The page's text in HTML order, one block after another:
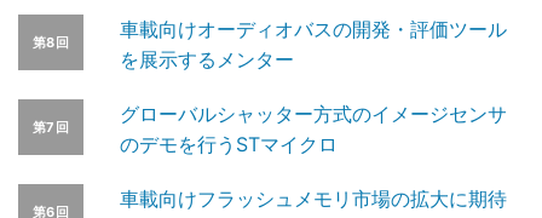
第8回
車載向けオーディオバスの開発・評価ツール
を展示するメンター
第7回
グローバルシャッター方式のイメージセンサ
のデモを行うSTマイクロ
第6回
車載向けフラッシュメモリ市場の拡大に期待